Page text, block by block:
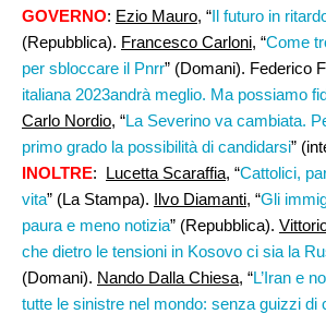
GOVERNO: Ezio Mauro, “Il futuro in
(Repubblica). Francesco Carloni, “Come
per sbloccare il Pnrr” (Domani). Federico
italiana 2023andrà meglio. Ma possiamo
Carlo Nordio, “La Severino va cambiata.
primo grado la possibilità di candidarsi”
INOLTRE: Lucetta Scaraffia, “Cattolici,
vita” (La Stampa). Ilvo Diamanti, “Gli
paura e meno notizia” (Repubblica).
che dietro le tensioni in Kosovo ci sia la
(Domani). Nando Dalla Chiesa, “L’Iran e
tutte le sinistre nel mondo: senza guizzi di